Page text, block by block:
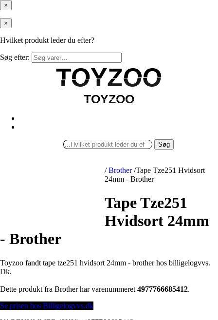
×
×
Hvilket produkt leder du efter?
Søg efter:
TOYZOO
TOYZOO
TOYZOO
TOYZOO
Søg
/ Brother /Tape Tze251 Hvidsort
24mm - Brother
Tape Tze251
Hvidsort 24mm
- Brother
Toyzoo fandt tape tze251 hvidsort 24mm - brother hos billigelogvvs.
Dk.
Dette produkt fra Brother har varenummeret 4977766685412.
Se prisen hos Billigelogvvs.dk